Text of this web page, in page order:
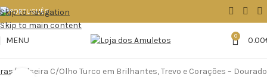
Skip to navigation
Skip to main content
MENU
0 0.00
Pulseira C/Olho Turco em Brilhantes, Trevo e Corações – Dourado